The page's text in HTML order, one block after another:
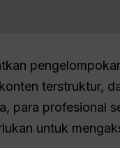
terstruktur,
para profesional
untuk